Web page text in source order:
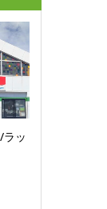
ッ